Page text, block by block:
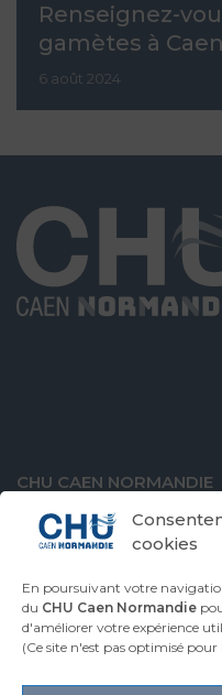
cookies
En poursuivant votre
du CHU Caen Normandie
d'améliorer votre expérience
(Ce site n'est pas optimisé
Renseignez-
gamètes à Caen
6 août 2024
CHU CAEN NORMANDIE
14000 Caen
VENIR AU CHU
ESPACE PRESSE